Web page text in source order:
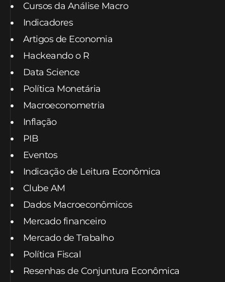
Cursos da Análise Macro
Indicadores
Artigos de Economia
Hackeando o R
Data Science
Política Monetária
Macroeconometria
Inflação
PIB
Eventos
Indicação de Leitura Econômica
Clube AM
Dados Macroeconômicos
Mercado financeiro
Mercado de Trabalho
Política Fiscal
Resenhas de Conjuntura Econômica